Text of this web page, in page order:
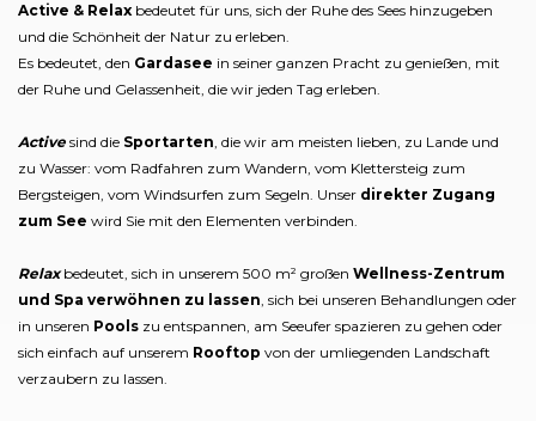
Active & Relaxbedeutet für uns, sich der Ruhe des Sees hinzugeben
und die Schönheit der Natur zu erleben.
Es bedeutet, den Gardasee in seiner ganzen Pracht zu genießen, mit
der Ruhe und Gelassenheit, die wir jeden Tag erleben.
Active sind die Sportarten, die wir am meisten lieben, zu Lande und
zu Wasser: vom Radfahren zum Wandern, vom Klettersteig zum
Bergsteigen, vom Windsurfen zum Segeln. Unser direkter Zugang
zum See wird Sie mit den Elementen verbinden.
Relaxbedeutet, sich in unserem 500 m² großen Wellness-Zentrum
und Spa verwöhnen zu lassen, sich bei unseren Behandlungen oder
in unseren Pools zu entspannen, am Seeufer spazieren zu gehen oder
sich einfach auf unserem Rooftop von der umliegenden Landschaft
verzaubern zu lassen.